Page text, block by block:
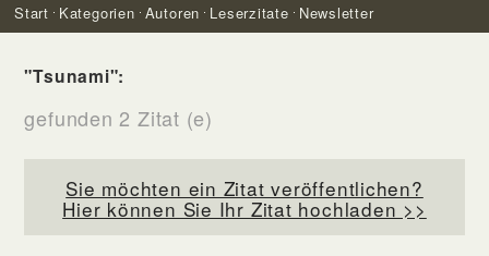
Start Kategorien Autoren Leserzitate Newsletter
"Tsunami":
gefunden 2 Zitat (e)
Sie möchten ein Zitat veröffentlichen?
Hier können Sie Ihr Zitat hochladen >>